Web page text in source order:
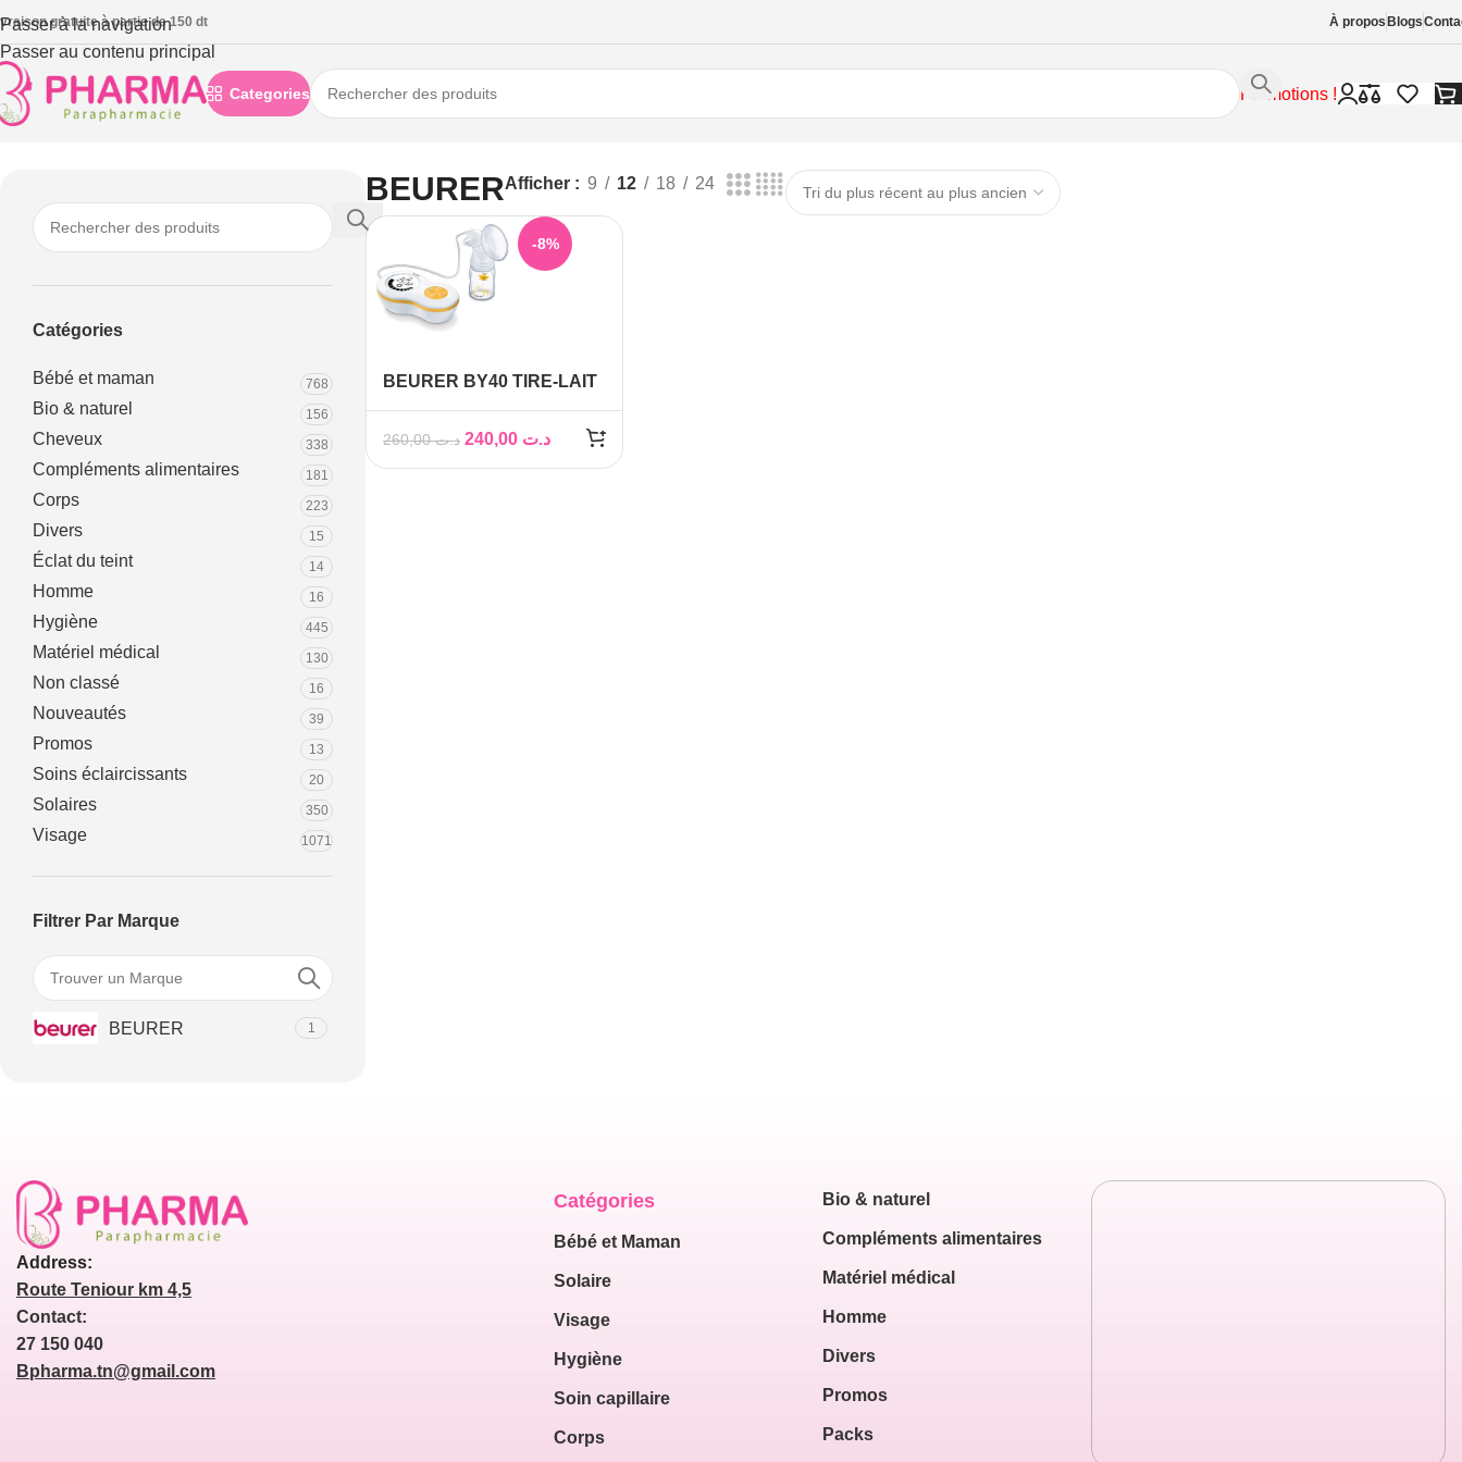
Passer à la navigation
Passer au contenu principal
gratuite à partie de 150 dt À propos Blogs
Categories Promotions !
Catégories
Bébé et maman 768
Bio & naturel 156
Cheveux 338
Compléments alimentaires 181
Corps 223
Divers 15
Éclat du teint 14
Homme 16
Hygiène 445
Matériel médical 130
Non classé 16
Nouveautés 39
Promos 13
Soins éclaircissants 20
Solaires 350
Visage 1071
Filtrer Par Marque
BEURER 1
BEURERAfficher 9 12 18 24
-8%
BEURER BY40 TIRE-LAIT
د.ت260,00 د.ت
Address:
Route Teniour km 4,5
Contact:
27 150 040
Bpharma.tn@gmail.com
Catégories
Bébé et Maman
Solaire
Visage
Hygiène
Soin capillaire
Corps
Bio & naturel
Compléments alimentaires
Matériel médical
Homme
Divers
Promos
Packs